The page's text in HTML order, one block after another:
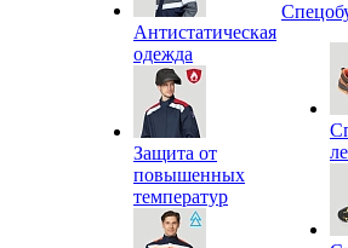
Антистатическая
одежда
Защита от
повышенных
температур